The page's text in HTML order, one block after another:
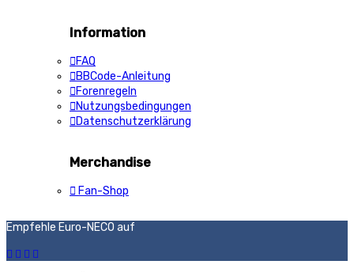
Information
FAQ
BBCode-Anleitung
Forenregeln
Nutzungsbedingungen
Datenschutzerklärung
Merchandise
Fan-Shop
Empfehle Euro-NECO auf